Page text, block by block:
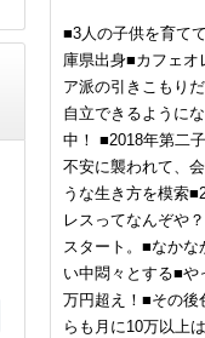
■3人の子供を育て
庫県出身■カフェオ
ア派の引きこもり
自立できるように
中！ ■2018年第二
不安に襲われて、
うな生き方を模索
レスってなんぞや
スタート。■なかな
い中悶々とする■や
万円超え！■その後
らも月に10万以上